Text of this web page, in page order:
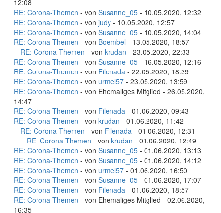
12:08
RE: Corona-Themen - von Susanne_05 - 10.05.2020, 12:32
RE: Corona-Themen - von judy - 10.05.2020, 12:57
RE: Corona-Themen - von Susanne_05 - 10.05.2020, 14:04
RE: Corona-Themen - von Boembel - 13.05.2020, 18:57
RE: Corona-Themen - von krudan - 23.05.2020, 22:33
RE: Corona-Themen - von Susanne_05 - 16.05.2020, 12:16
RE: Corona-Themen - von Filenada - 22.05.2020, 18:39
RE: Corona-Themen - von urmel57 - 23.05.2020, 13:59
RE: Corona-Themen - von Ehemaliges Mitglied - 26.05.2020,
14:47
RE: Corona-Themen - von Filenada - 01.06.2020, 09:43
RE: Corona-Themen - von krudan - 01.06.2020, 11:42
RE: Corona-Themen - von Filenada - 01.06.2020, 12:31
RE: Corona-Themen - von krudan - 01.06.2020, 12:49
RE: Corona-Themen - von Susanne_05 - 01.06.2020, 13:13
RE: Corona-Themen - von Susanne_05 - 01.06.2020, 14:12
RE: Corona-Themen - von urmel57 - 01.06.2020, 16:50
RE: Corona-Themen - von Susanne_05 - 01.06.2020, 17:07
RE: Corona-Themen - von Filenada - 01.06.2020, 18:57
RE: Corona-Themen - von Ehemaliges Mitglied - 02.06.2020,
16:35